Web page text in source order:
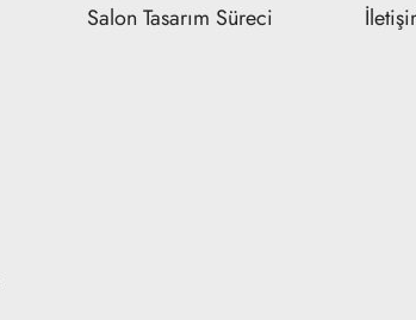
Salon Tasarım Süreci